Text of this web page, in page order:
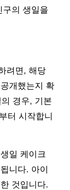
구의 생일을
려면, 해당
개했는지 확
경우, 기본
터 시작합니
일 케이크
니다. 아이
것입니다.